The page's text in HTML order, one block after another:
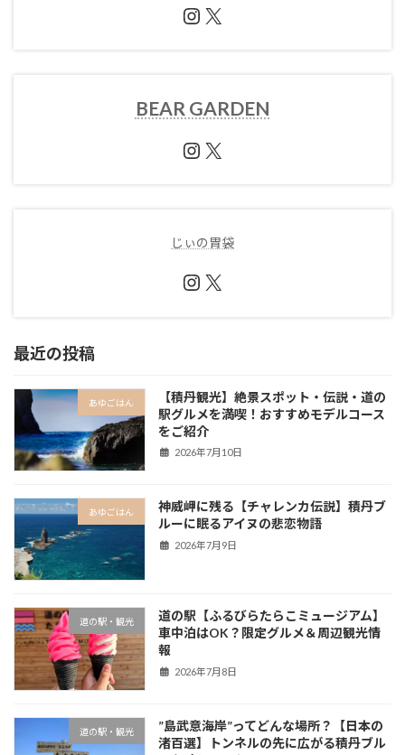
Instagram
X
BEAR GARDEN
Instagram
X
じぃの胃袋
Instagram
X
最近の投稿
あゆごはん
【積丹観光】絶景スポット・伝説・道の
駅グルメを満喫！おすすめモデルコース
をご紹介
2026年7月10日
あゆごはん
神威岬に残る【チャレンカ伝説】積丹ブ
ルーに眠るアイヌの悲恋物語
2026年7月9日
道の駅・観光
道の駅【ふるびらたらこミュージアム】
車中泊はOK？限定グルメ＆周辺観光情
報
2026年7月8日
道の駅・観光
”島武意海岸”ってどんな場所？【日本の
渚百選】トンネルの先に広がる積丹ブル